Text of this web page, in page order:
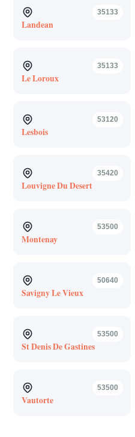
35133
Landean
35133
Le Loroux
53120
Lesbois
35420
Louvigne Du Desert
53500
Montenay
50640
Savigny Le Vieux
53500
St Denis De Gastines
53500
Vautorte